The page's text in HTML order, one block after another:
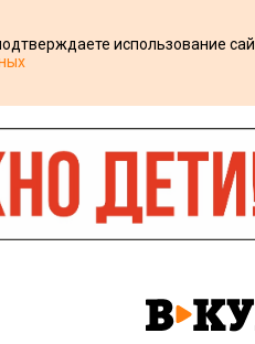
использование